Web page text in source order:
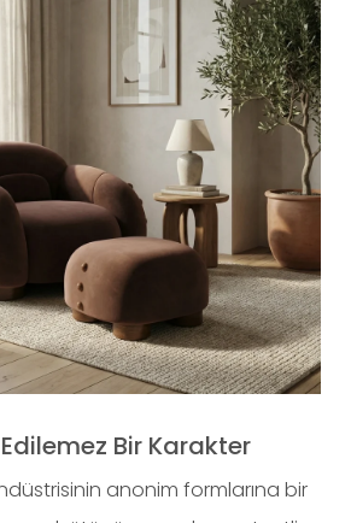
Bir Karakter
anonim formlarına bir